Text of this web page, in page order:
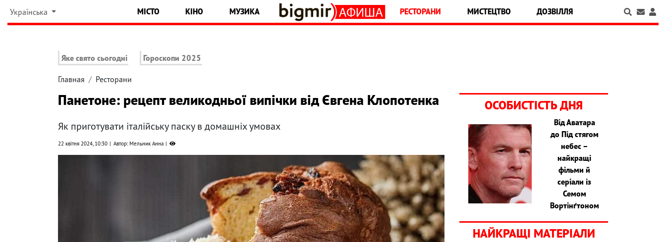
Українська МІСТО КІНО МУЗИКА РЕСТОРАНИ МИСТЕЦТВО ДОЗВІЛЛЯ
Яке свято сьогодні Гороскопи 2025
Главная Ресторани
Панетоне: рецепт великодньої випічки від Євгена Клопотенка
Як приготувати італійську паску в домашніх умовах
22 квітня 2024, 10:30 Автор: Мельник Анна
ОСОБИСТІСТЬ ДНЯ
Від Аватара
до Під стягом
небес –
найкращі
фільми й
серіали із
Семом
Вортінґтоном
НАЙКРАЩІ МАТЕРІАЛИ